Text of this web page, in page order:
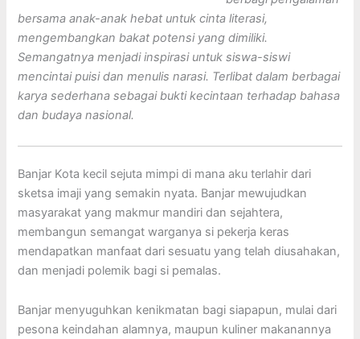
bersama anak-anak hebat untuk cinta literasi,
mengembangkan bakat potensi yang dimiliki.
Semangatnya menjadi inspirasi untuk siswa-siswi
mencintai puisi dan menulis narasi. Terlibat dalam berbagai
karya sederhana sebagai bukti kecintaan terhadap bahasa
dan budaya nasional.
Banjar Kota kecil sejuta mimpi di mana aku terlahir dari
sketsa imaji yang semakin nyata. Banjar mewujudkan
masyarakat yang makmur mandiri dan sejahtera,
membangun semangat warganya si pekerja keras
mendapatkan manfaat dari sesuatu yang telah diusahakan,
dan menjadi polemik bagi si pemalas.
Banjar menyuguhkan kenikmatan bagi siapapun, mulai dari
pesona keindahan alamnya, maupun kuliner makanannya